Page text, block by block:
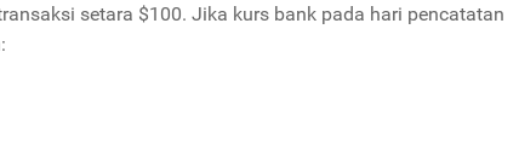
setara $100. Jika kurs bank pada hari pencatatan